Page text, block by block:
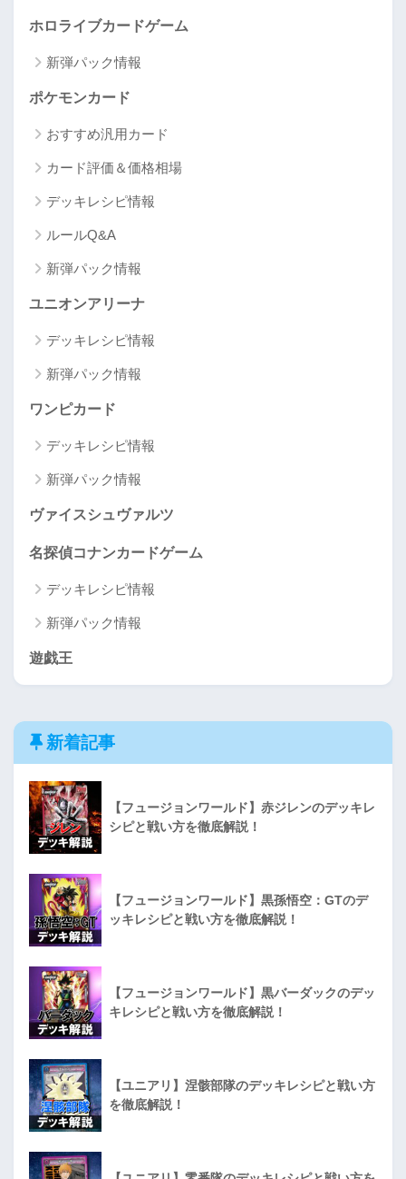
ホロライブカードゲーム
新弾パック情報
ポケモンカード
おすすめ汎用カード
カード評価＆価格相場
デッキレシピ情報
ルールQ&A
新弾パック情報
ユニオンアリーナ
デッキレシピ情報
新弾パック情報
ワンピカード
デッキレシピ情報
新弾パック情報
ヴァイスシュヴァルツ
名探偵コナンカードゲーム
デッキレシピ情報
新弾パック情報
遊戯王
新着記事
【フュージョンワールド】赤ジレンのデッキレ
シピと戦い方を徹底解説！
【フュージョンワールド】黒孫悟空：GTのデ
ッキレシピと戦い方を徹底解説！
【フュージョンワールド】黒バーダックのデッ
キレシピと戦い方を徹底解説！
【ユニアリ】涅骸部隊のデッキレシピと戦い方
を徹底解説！